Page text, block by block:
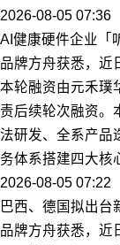
2026-08-05 07:36
AI健康硬件企业「
品牌方舟获悉，近
本轮融资由元禾璞
责后续轮次融资。
法研发、全系产品
务体系搭建四大核
2026-08-05 07:22
巴西、德国拟出台
品牌方舟获悉，近